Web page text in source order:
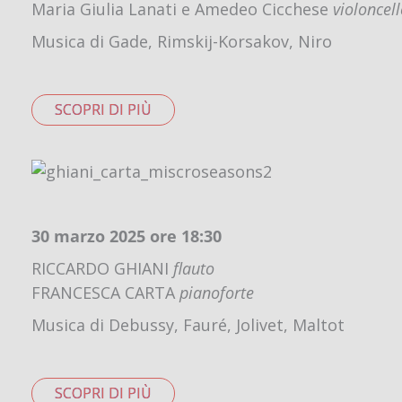
Maria Giulia Lanati e Amedeo Cicchese
Musica di Gade, Rimskij-Korsakov, Niro
SCOPRI DI PIÙ
30 marzo 2025 ore 18:30
RICCARDO GHIANI flauto
FRANCESCA CARTA pianoforte
Musica di Debussy, Fauré, Jolivet, Maltot
SCOPRI DI PIÙ